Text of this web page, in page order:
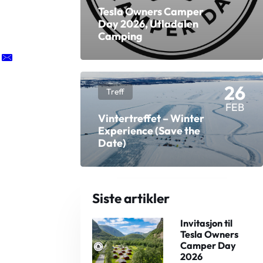
Tesla Owners Camper
Day 2026, Utladalen
Camping
Treff 26
FEB
Vintertreffet – Winter
Experience (Save the
Date)
Siste artikler
Invitasjon til
Tesla Owners
Camper Day
2026